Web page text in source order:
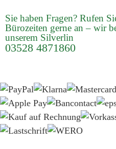
Sie haben Fragen? Rufen
Bürozeiten gerne an – wir
unserem Silverlin
03528 4871860